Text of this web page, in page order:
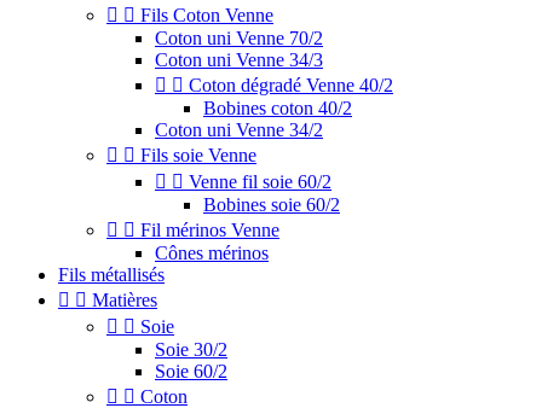
  Fils Coton Venne
Coton uni Venne 70/2
Coton uni Venne 34/3
  Coton dégradé Venne 40/2
Bobines coton 40/2
Coton uni Venne 34/2
  Fils soie Venne
  Venne fil soie 60/2
Bobines soie 60/2
  Fil mérinos Venne
Cônes mérinos
Fils métallisés
  Matières
  Soie
Soie 30/2
Soie 60/2
  Coton